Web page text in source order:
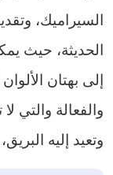
السيراميك،
الحديثة، حيث
إلى بهتان
والفعالة والتي
وتعيد إليه